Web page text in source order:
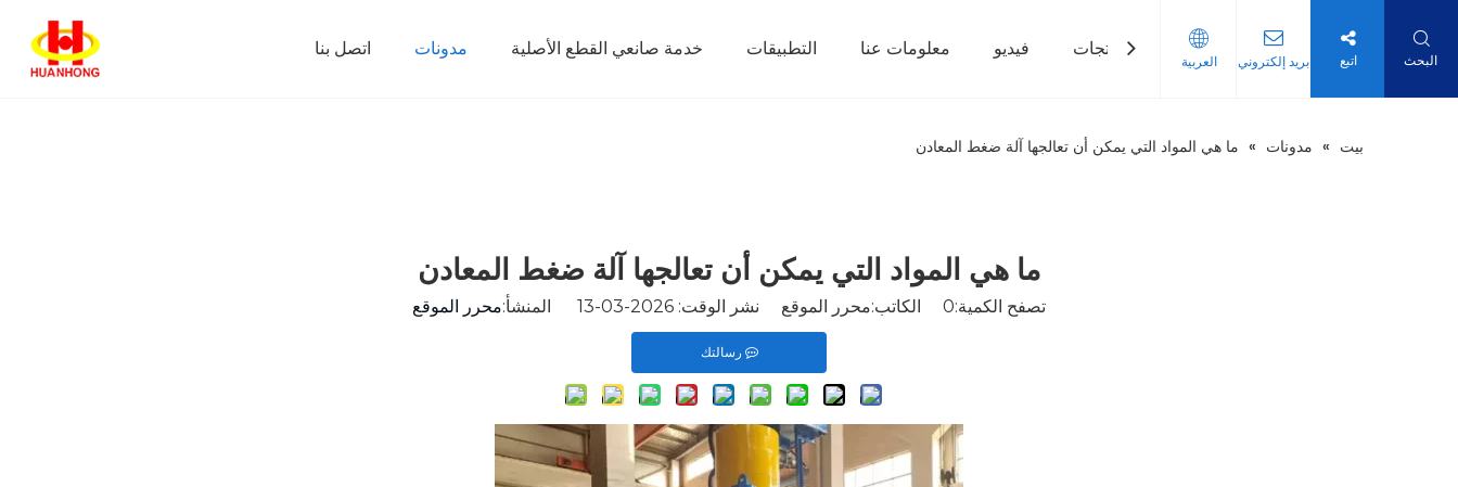
اتصل بنا مدونات خدمة صانعي القطع الأصلية التطبيقات معلومات عنا فيديو منتجات بيت
العربية بريد إلكتروني اتبع البحث
بيت » مدونات » ما هي المواد التي يمكن أن تعالجها آلة ضغط المعادن
ما هي المواد التي يمكن أن تعالجها آلة ضغط المعادن
تصفح الكمية:0 الكاتب:محرر الموقع نشر الوقت: 2026-03-13 المنشأ: محرر الموقع
رسالتك